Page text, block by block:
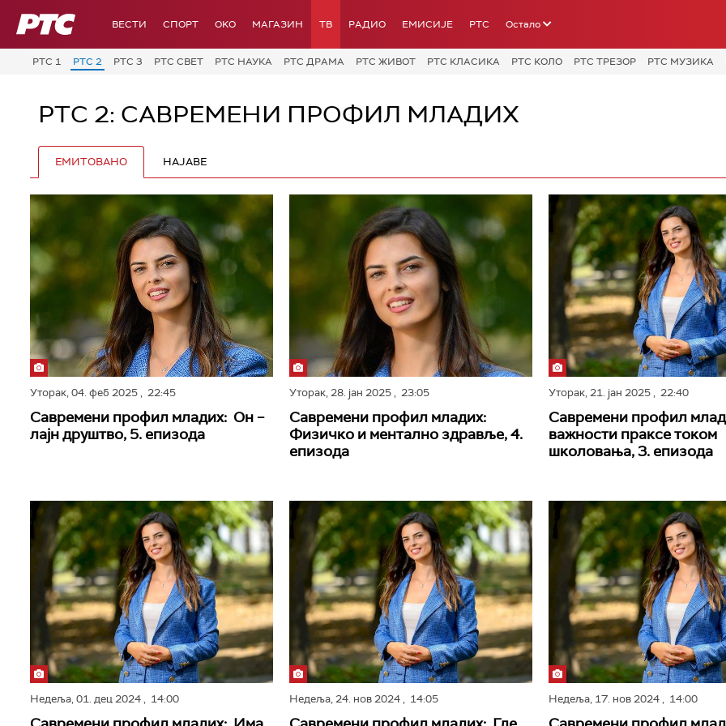
РТС ВЕСТИ СПОРТ OKO МАГАЗИН ТВ РАДИО ЕМИСИЈЕ РТС Остало
РТС 1 РТС 2 РТС 3 РТС СВЕТ РТС НАУКА РТС ДРАМА РТС ЖИВОТ РТС КЛАСИКА РТС КОЛО РТС ТРЕЗОР РТС МУЗИКА
РТС 2: САВРЕМЕНИ ПРОФИЛ МЛАДИХ
ЕМИТОВАНО НАЈАВЕ
Уторак,04. феб 2025, 22:45
Савремени профил младих: Он –
лајн друштво, 5. епизода
Уторак,28. јан 2025, 23:05
Савремени профил младих:
Физичко и ментално здравље, 4.
епизода
Уторак,21. јан 2025, 22:40
Савремени профил
важности праксе током
школовања, 3. епизода
Недеља,01. дец 2024, 14:00 Недеља,24. нов 2024, 14:05 Недеља, 17. нов 2024, 14:00